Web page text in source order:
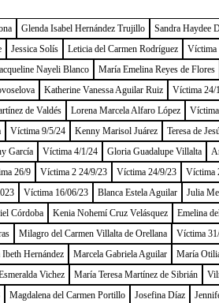
Glenda Isabel Hernández Trujillo Sandra Haydee
Jessica Solís Leticia del Carmen Rodríguez Víctima
Nayeli Blanco María Emelina Reyes de Flores
Katherine Vanessa Aguilar Ruiz Víctima 24/
de Valdés Lorena Marcela Alfaro López
Víctima 9/5/24 Kenny Marisol Juárez Teresa de
García Víctima 4/1/24 Gloria Guadalupe Villalta
26/9 Víctima 2 24/9/23 Víctima 24/9/23 Víctima
Víctima 16/06/23 Blanca Estela Aguilar Julia
Córdoba Kenia Nohemí Cruz Velásquez Emelina
Milagro del Carmen Villalta de Orellana Víctima
Hernández Marcela Gabriela Aguilar María
Vichez María Teresa Martínez de Sibrián
Magdalena del Carmen Portillo Josefina Díaz